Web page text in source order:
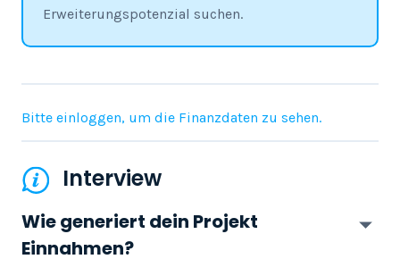
Erweiterungspotenzial suchen.
Bitte einloggen, um die Finanzdaten zu sehen.
Interview
Wie generiert dein Projekt
Einnahmen?